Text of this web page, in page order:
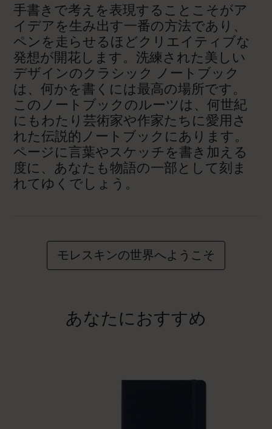
手書きで考えを表現することこそがア
イデアを生み出す一番の方法であり、
ペンを走らせるほどクリエイティブな
発想が開花します。洗練された美しい
デザインのクラシック ノートブック
は、何かを書くには最高の場所です。
このノートブックのルーツは、何世紀
にもわたり芸術家や作家たちに愛用さ
れた伝説的ノートブックにあります。
ページに言葉やスケッチを書き加える
度に、あなたも物語の一部として刻ま
れてゆくでしょう。
モレスキンの世界へようこそ
あなたにおすすめ